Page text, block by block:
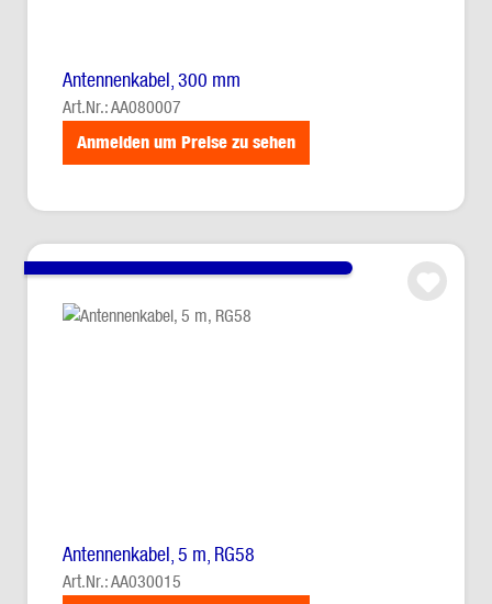
Antennenkabel, 300 mm
Art.Nr.: AA080007
Anmelden um Preise zu sehen
Antennenkabel, 5 m, RG58
Art.Nr.: AA030015